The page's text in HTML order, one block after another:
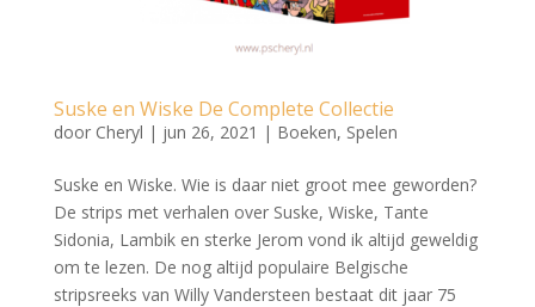
Suske en Wiske De Complete Collectie
door Cheryl | jun 26, 2021 | Boeken, Spelen
Suske en Wiske. Wie is daar niet groot mee geworden?
De strips met verhalen over Suske, Wiske, Tante
Sidonia, Lambik en sterke Jerom vond ik altijd geweldig
om te lezen. De nog altijd populaire Belgische
stripsreeks van Willy Vandersteen bestaat dit jaar 75